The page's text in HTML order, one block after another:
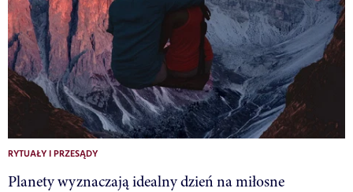
RYTUAŁY I PRZESĄDY
Planety wyznaczają idealny dzień na miłosne